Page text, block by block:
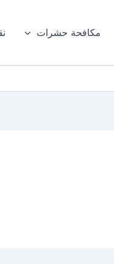
مكافحة حشرات